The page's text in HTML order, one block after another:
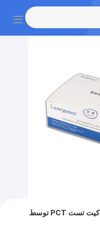
کیت تشخیص کیفی پروکلسی تونین کیت تست PCT توسط